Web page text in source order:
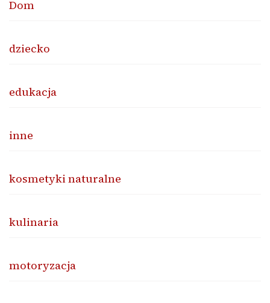
Dom
dziecko
edukacja
inne
kosmetyki naturalne
kulinaria
motoryzacja